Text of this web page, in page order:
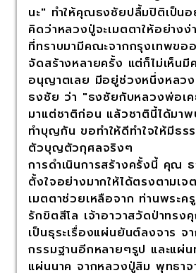
นะ" ทำให้คุณธงชัยปลื้มปิติเป็นอ
คิดว่าหลวงปู่จะเมตตาให้อย่างง่
ที่ทราบมามีคณะจากกรุงเทพข
จัดสร้างหลายครั้ง แต่ก็ไม่เห็นมี
อนุญาตเลย มีอยู่ช่วงหนึ่งหลว
ธงชัย ว่า "ธงชัยกับหลวงพ่อเ
มาแต่ชาติก่อน แล้วชาตินี้ได้มา
ทำบุญกัน ขอทำให้ดีทำใจให้มีธร
ตัวบุญตัวกุศลจริงๆ
การดำเนินการสร้างครั้งนี้ คุณ
ตั้งใจอย่างมากให้ได้ตรงตามเจ
เมตตาช่วยเหลือจาก ท่านพระ
รักขิตสีโล เจ้าอาวาสวัดป่าทร
เป็นธุระเรื่องแผ่นยันต์ลงจาร จ
กรรมฐานอีกหลายๆรูป และแผ่
แผ่นนาค จากหลวงปู่สิม พุทธาจ